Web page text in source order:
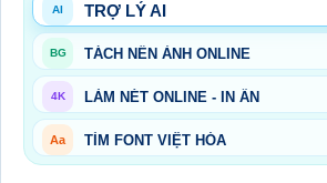
AI TRỢ LÝ AI
BG TÁCH NỀN ẢNH ONLINE
4K LÀM NÉT ONLINE - IN ẤN
Aa TÌM FONT VIỆT HÓA